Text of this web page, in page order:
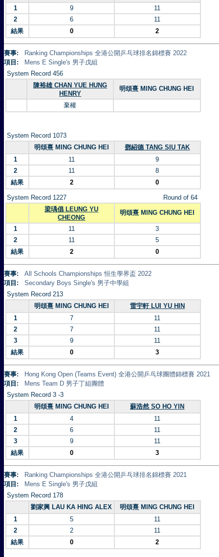
1
9
11
2
6
11
結果
0 2
賽事:
Ranking Championships 全港公開乒乓球排名錦標賽 2022
項目:
Mens E Single's 男子戊組
System Record 456
陳裕雄 CHAN YUE HUNG
HENRY
明頌熹 MING CHUNG HEI
棄權
System Record 1073
明頌熹 MING CHUNG HEI
鄧紹德 TANG SIU TAK
1
11
9
2
11
8
結果
2 0
System Record 1227
Round of 64
梁瑀倡 LEUNG YU
CHEONG
明頌熹 MING CHUNG HEI
1 11
3
2
11
5
結果
2 0
賽事:
All Schools Championships 恒生學界盃 2022
項目:
Secondary Boys Single's 男子中學組
System Record 213
明頌熹 MING CHUNG HEI
雷宇軒 LUI YU HIN
1
7
11
2
7
11
3
9
11
結果
0 3
賽事:
Hong Kong Open (Teams Event) 全港公開乒乓球團體錦標賽 2021
項目:
Mens Team D 男子丁組團體
System Record 3 -3
明頌熹 MING CHUNG HEI
蘇浩然 SO HO YIN
1
4
11
2
6
11
3
9
11
結果
0 3
賽事:
Ranking Championships 全港公開乒乓球排名錦標賽 2021
項目:
Mens E Single's 男子戊組
System Record 178
劉家興 LAU KA HING ALEX
明頌熹 MING CHUNG HEI
1
5
11
2
2
11
結果
0 2